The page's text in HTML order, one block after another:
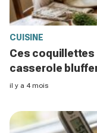
CUISINE
Ces coquillettes
casserole
pas comment
il y a 4 mois